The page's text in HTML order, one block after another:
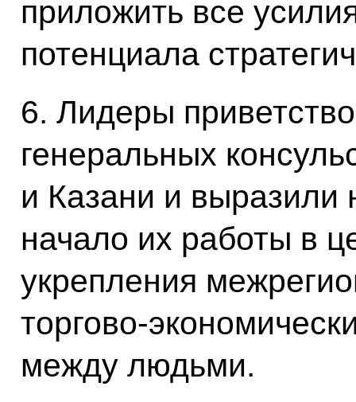
приложить все
потенциала
6. Лидеры
генеральных
и Казани и
начало их работы в
укрепления
торгово-
между людьми.